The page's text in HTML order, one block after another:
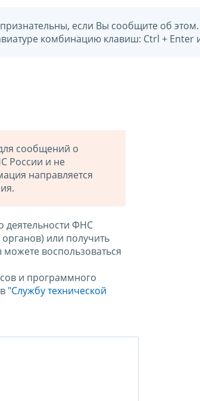
если Вы сообщите об этом.
комбинацию клавиш: Ctrl + Enter
сообщений о
России и не
направляется
деятельности ФНС
или получить
воспользоваться
и программного
"Службу технической